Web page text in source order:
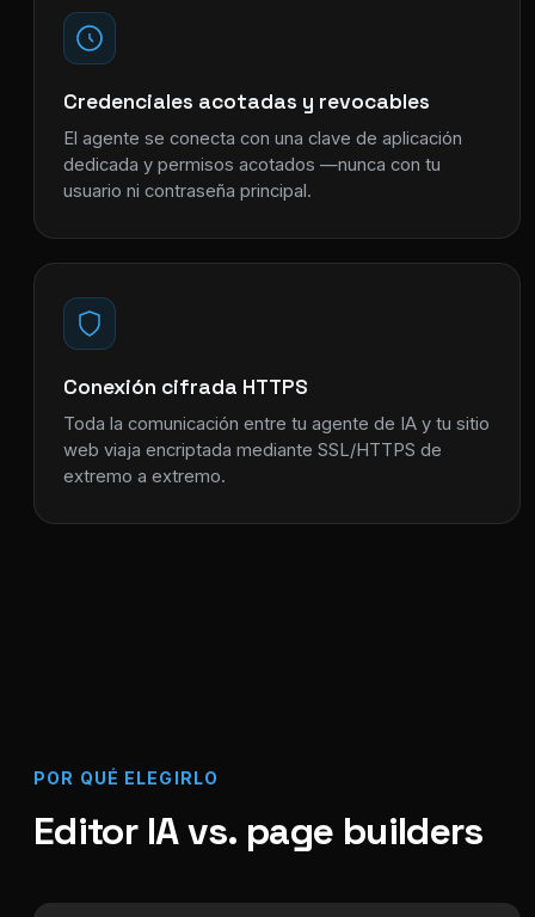
Credenciales acotadas y revocables
El agente se conecta con una clave de aplicación
dedicada y permisos acotados —nunca con tu
usuario ni contraseña principal.
Conexión cifrada HTTPS
Toda la comunicación entre tu agente de IA y tu sitio
web viaja encriptada mediante SSL/HTTPS de
extremo a extremo.
POR QUÉ ELEGIRLO
Editor IA vs. page builders